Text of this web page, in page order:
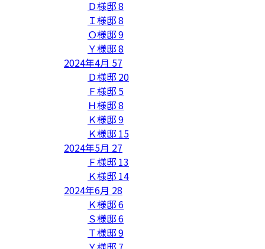
Ｄ様邸8
Ｉ様邸8
Ｏ様邸9
Ｙ様邸8
2024年4月 57
Ｄ様邸 20
Ｆ様邸 5
Ｈ様邸8
Ｋ様邸9
Ｋ様邸 15
2024年5月 27
Ｆ様邸 13
Ｋ様邸 14
2024年6月 28
Ｋ様邸6
Ｓ様邸6
Ｔ様邸9